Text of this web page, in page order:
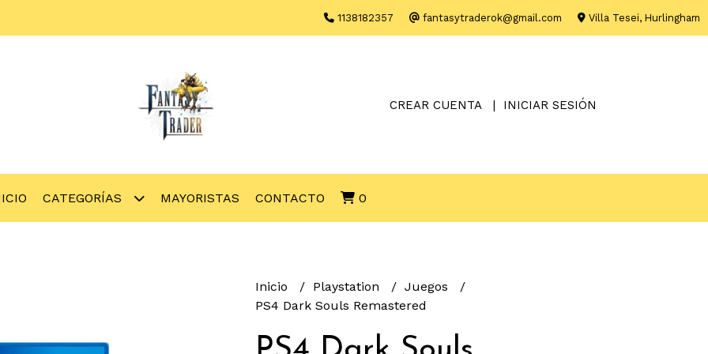
1138182357 fantasytraderok@gmail.com Villa Tesei, Hurlingham
CREAR CUENTA INICIAR SESIÓN
CATEGORÍAS MAYORISTAS CONTACTO 0
Inicio Playstation
Juegos
PS4 Dark Souls Remastered